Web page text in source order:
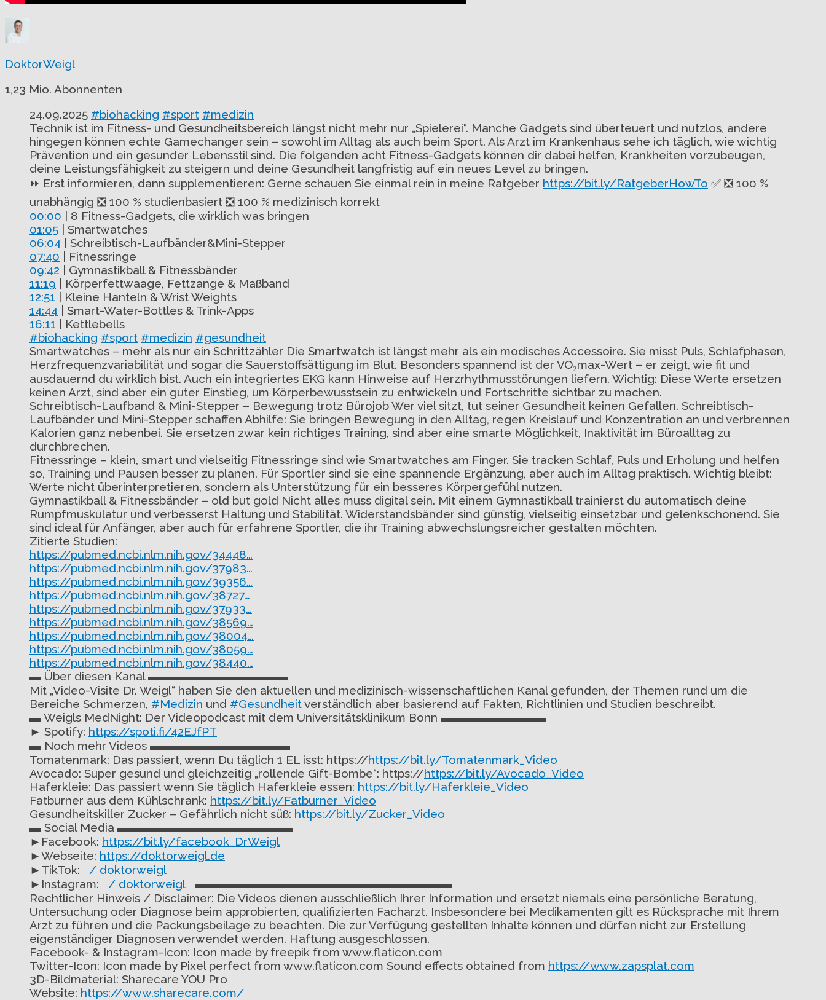
DoktorWeigl
1,23 Mio. Abonnenten
24.09.2025 #biohacking #sport #medizin
Technik ist im Fitness- und Gesundheitsbereich längst nicht mehr nur „Spielerei“. Manche Gadgets sind überteuert und nutzlos, andere
hingegen können echte Gamechanger sein – sowohl im Alltag als auch beim Sport. Als Arzt im Krankenhaus sehe ich täglich, wie wichtig
Prävention und ein gesunder Lebensstil sind. Die folgenden acht Fitness-Gadgets können dir dabei helfen, Krankheiten vorzubeugen,
deine Leistungsfähigkeit zu steigern und deine Gesundheit langfristig auf ein neues Level zu bringen.
⏩ Erst informieren, dann supplementieren: Gerne schauen Sie einmal rein in meine Ratgeber https://bit.ly/RatgeberHowTo ✅ ❎ 100 %
unabhängig ❎ 100 % studienbasiert ❎ 100 % medizinisch korrekt
00:00 | 8 Fitness-Gadgets, die wirklich was bringen
01:05 | Smartwatches
06:04 | Schreibtisch-Laufbänder&Mini-Stepper
07:40 | Fitnessringe
09:42 | Gymnastikball & Fitnessbänder
11:19 | Körperfettwaage, Fettzange & Maßband
12:51 | Kleine Hanteln & Wrist Weights
14:44 | Smart-Water-Bottles & Trink-Apps
16:11 | Kettlebells
#biohacking #sport #medizin #gesundheit
Smartwatches – mehr als nur ein Schrittzähler Die Smartwatch ist längst mehr als ein modisches Accessoire. Sie misst Puls, Schlafphasen,
Herzfrequenzvariabilität und sogar die Sauerstoffsättigung im Blut. Besonders spannend ist der VO₂max-Wert – er zeigt, wie fit und
ausdauernd du wirklich bist. Auch ein integriertes EKG kann Hinweise auf Herzrhythmusstörungen liefern. Wichtig: Diese Werte ersetzen
keinen Arzt, sind aber ein guter Einstieg, um Körperbewusstsein zu entwickeln und Fortschritte sichtbar zu machen.
Schreibtisch-Laufband & Mini-Stepper – Bewegung trotz Bürojob Wer viel sitzt, tut seiner Gesundheit keinen Gefallen. Schreibtisch-
Laufbänder und Mini-Stepper schaffen Abhilfe: Sie bringen Bewegung in den Alltag, regen Kreislauf und Konzentration an und verbrennen
Kalorien ganz nebenbei. Sie ersetzen zwar kein richtiges Training, sind aber eine smarte Möglichkeit, Inaktivität im Büroalltag zu
durchbrechen.
Fitnessringe – klein, smart und vielseitig Fitnessringe sind wie Smartwatches am Finger. Sie tracken Schlaf, Puls und Erholung und helfen
so, Training und Pausen besser zu planen. Für Sportler sind sie eine spannende Ergänzung, aber auch im Alltag praktisch. Wichtig bleibt:
Werte nicht überinterpretieren, sondern als Unterstützung für ein besseres Körpergefühl nutzen.
Gymnastikball & Fitnessbänder – old but gold Nicht alles muss digital sein. Mit einem Gymnastikball trainierst du automatisch deine
Rumpfmuskulatur und verbesserst Haltung und Stabilität. Widerstandsbänder sind günstig, vielseitig einsetzbar und gelenkschonend. Sie
sind ideal für Anfänger, aber auch für erfahrene Sportler, die ihr Training abwechslungsreicher gestalten möchten.
Zitierte Studien:
https://pubmed.ncbi.nlm.nih.gov/34448…
https://pubmed.ncbi.nlm.nih.gov/37983…
https://pubmed.ncbi.nlm.nih.gov/39356…
https://pubmed.ncbi.nlm.nih.gov/38727…
https://pubmed.ncbi.nlm.nih.gov/37933…
https://pubmed.ncbi.nlm.nih.gov/38569…
https://pubmed.ncbi.nlm.nih.gov/38004…
https://pubmed.ncbi.nlm.nih.gov/38059…
https://pubmed.ncbi.nlm.nih.gov/38440…
▬ Über diesen Kanal ▬▬▬▬▬▬▬▬▬▬▬▬
Mit „Video-Visite Dr. Weigl“ haben Sie den aktuellen und medizinisch-wissenschaftlichen Kanal gefunden, der Themen rund um die
Bereiche Schmerzen, #Medizin und #Gesundheitverständlich aber basierend auf Fakten, Richtlinien und Studien beschreibt.
▬ Weigls MedNight: Der Videopodcast mit dem Universitätsklinikum Bonn ▬▬▬▬▬▬▬▬▬
► Spotify: https://spoti.fi/42EJfPT
▬ Noch mehr Videos ▬▬▬▬▬▬▬▬▬▬▬▬
Tomatenmark: Das passiert, wenn Du täglich 1 EL isst: https://https://bit.ly/Tomatenmark_Video
Avocado: Super gesund und gleichzeitig „rollende Gift-Bombe“: https://https://bit.ly/Avocado_Video
Haferkleie: Das passiert wenn Sie täglich Haferkleie essen: https://bit.ly/Haferkleie_Video
Fatburner aus dem Kühlschrank: https://bit.ly/Fatburner_Video
Gesundheitskiller Zucker – Gefährlich nicht süß: https://bit.ly/Zucker_Video
▬ Social Media ▬▬▬▬▬▬▬▬▬▬▬▬▬▬▬
►Facebook: https://bit.ly/facebook_DrWeigl
►Webseite: https://doktorweigl.de
►TikTok:
/ doktorweigl
►Instagram:
/ doktorweigl
▬▬▬▬▬▬▬▬▬▬▬▬▬▬▬▬▬▬▬▬▬▬
Rechtlicher Hinweis / Disclaimer: Die Videos dienen ausschließlich Ihrer Information und ersetzt niemals eine persönliche Beratung,
Untersuchung oder Diagnose beim approbierten, qualifizierten Facharzt. Insbesondere bei Medikamenten gilt es Rücksprache mit Ihrem
Arzt zu führen und die Packungsbeilage zu beachten. Die zur Verfügung gestellten Inhalte können und dürfen nicht zur Erstellung
eigenständiger Diagnosen verwendet werden. Haftung ausgeschlossen.
Facebook- & Instagram-Icon: Icon made by freepik from www.flaticon.com
Twitter-Icon: Icon made by Pixel perfect from www.flaticon.com Sound effects obtained from https://www.zapsplat.com
3D-Bildmaterial: Sharecare YOU Pro
Website: https://www.sharecare.com/